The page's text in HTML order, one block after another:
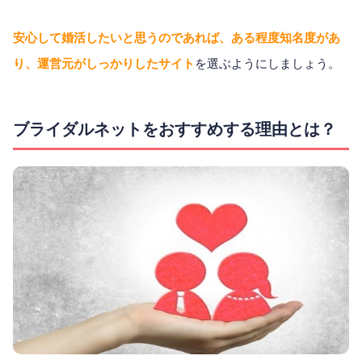
安心して婚活したいと思うのであれば、ある程度知名度があ
り、運営元がしっかりしたサイト を選ぶようにしましょう。
ブライダルネットをおすすめする理由とは？